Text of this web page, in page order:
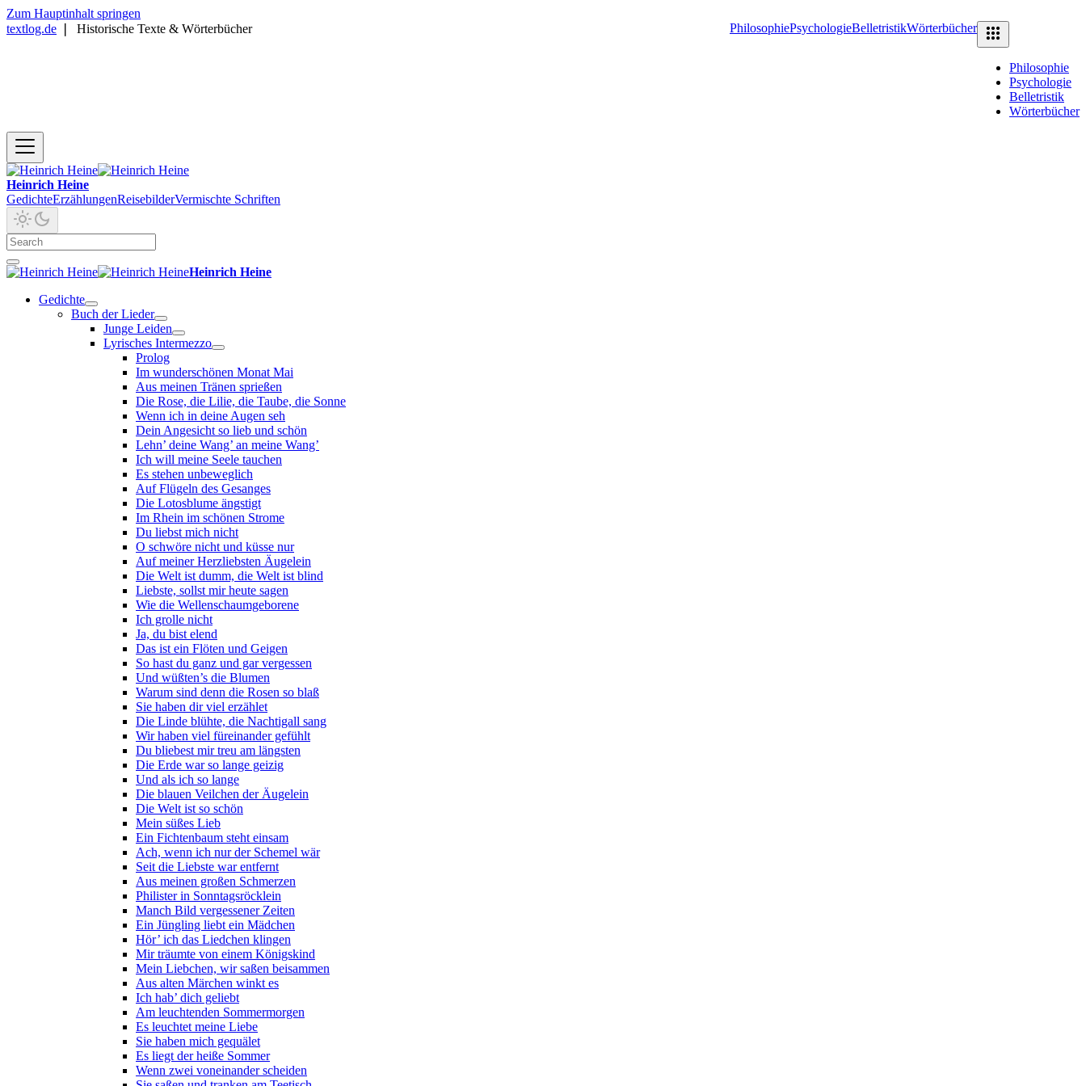
Zum Hauptinhalt springen
textlog.de
Historische Texte & Wörterbücher PhilosophiePsychologieBelletristikWörterbücher
Philosophie
Psychologie
Belletristik
Wörterbücher
Heinrich Heine
GedichteErzählungenReisebilderVermischte Schriften
Heinrich Heine
Gedichte
Buch der Lieder
Junge Leiden
Lyrisches Intermezzo
Prolog
Im wunderschönen Monat Mai
Aus meinen Tränen sprießen
Die Rose, die Lilie, die Taube, die Sonne
Wenn ich in deine Augen seh
Dein Angesicht so lieb und schön
Lehn’ deine Wang’ an meine Wang’
Ich will meine Seele tauchen
Es stehen unbeweglich
Auf Flügeln des Gesanges
Die Lotosblume ängstigt
Im Rhein im schönen Strome
Du liebst mich nicht
O schwöre nicht und küsse nur
Auf meiner Herzliebsten Äugelein
Die Welt ist dumm, die Welt ist blind
Liebste, sollst mir heute sagen
Wie die Wellenschaumgeborene
Ich grolle nicht
Ja, du bist elend
Das ist ein Flöten und Geigen
So hast du ganz und gar vergessen
Und wüßten’s die Blumen
Warum sind denn die Rosen so blaß
Sie haben dir viel erzählet
Die Linde blühte, die Nachtigall sang
Wir haben viel füreinander gefühlt
Du bliebest mir treu am längsten
Die Erde war so lange geizig
Und als ich so lange
Die blauen Veilchen der Äugelein
Die Welt ist so schön
Mein süßes Lieb
Ein Fichtenbaum steht einsam
Ach, wenn ich nur der Schemel wär
Seit die Liebste war entfernt
Aus meinen großen Schmerzen
Philister in Sonntagsröcklein
Manch Bild vergessener Zeiten
Ein Jüngling liebt ein Mädchen
Hör’ ich das Liedchen klingen
Mir träumte von einem Königskind
Mein Liebchen, wir saßen beisammen
Aus alten Märchen winkt es
Ich hab’ dich geliebt
Am leuchtenden Sommermorgen
Es leuchtet meine Liebe
Sie haben mich gequälet
Es liegt der heiße Sommer
Wenn zwei voneinander scheiden